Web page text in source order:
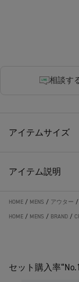
相談す
アイテムサイズ
アイテム説明
HOME / MENS / アウター /
HOME / MENS / BRAND /
セット購入率